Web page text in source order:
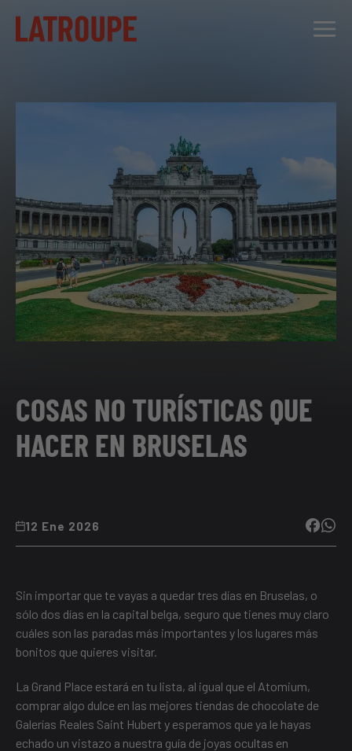
DESTINOS
CITY STORIES
EVENTOS
GRUPOS
COSAS NO TURÍSTICAS QUE
HACER EN BRUSELAS
12 Ene 2026
Sin importar que te vayas a quedar tres días en Bruselas, o
sólo dos días en la capital belga, seguro que tienes muy claro
cuáles son las paradas más importantes y los lugares más
bonitos que quieres visitar.
La Grand Place estará en tu lista, al igual que el Atomium,
comprar algo dulce en las mejores tiendas de chocolate de
Galerías Reales Saint Hubert y esperamos que ya le hayas
echado un vistazo a nuestra guía de joyas ocultas en